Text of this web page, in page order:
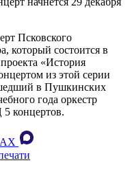
Псковского
который состоится в
«История
из этой серии
в Пушкинских
года оркестр
концертов.